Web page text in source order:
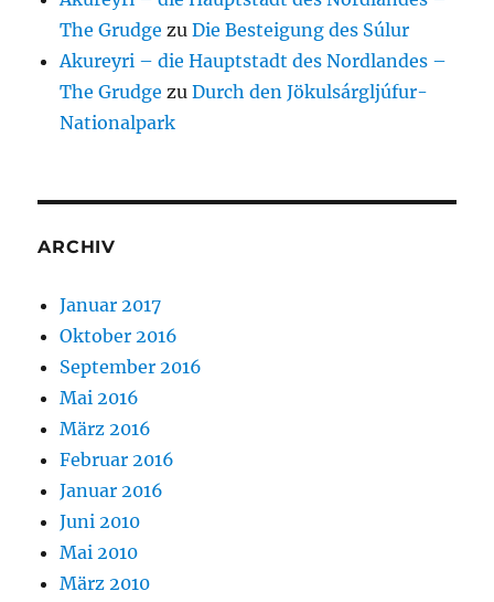
The Grudge zuDie Besteigung des Súlur
Akureyri – die Hauptstadt des Nordlandes –
The Grudge zuDurch den Jökulsárgljúfur-
Nationalpark
ARCHIV
Januar 2017
Oktober 2016
September 2016
Mai 2016
März 2016
Februar 2016
Januar 2016
Juni 2010
Mai 2010
März 2010